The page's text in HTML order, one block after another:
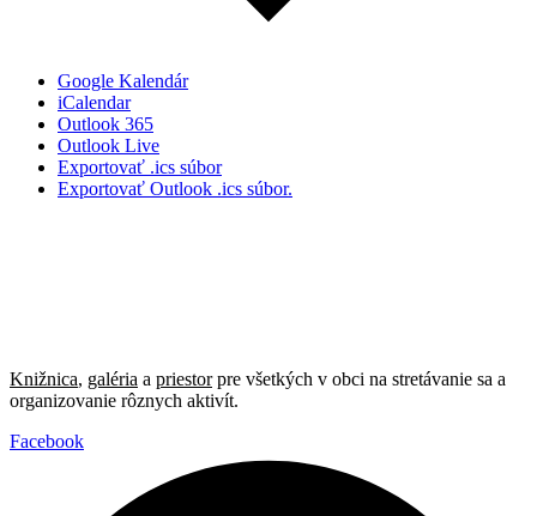
Google Kalendár
iCalendar
Outlook 365
Outlook Live
Exportovať .ics súbor
Exportovať Outlook .ics súbor.
Knižnica, galéria a priestorpre všetkých v obci na stretávanie sa a
organizovanie rôznych aktivít.
Facebook